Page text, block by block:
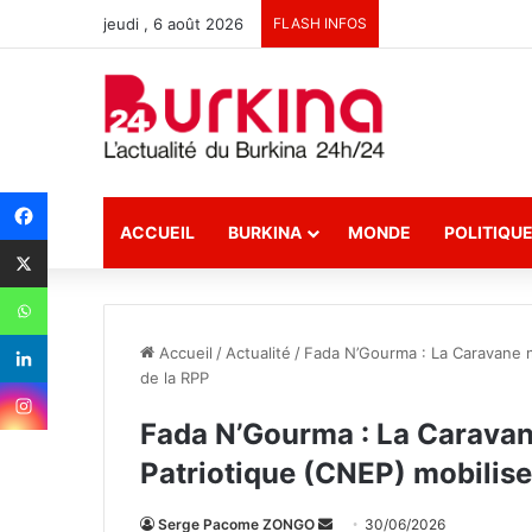
jeudi , 6 août 2026 FLASH INFOS
ACCUEIL BURKINA MONDE POLITIQUE
Accueil / Actualité / Fada N’Gourma : La
de la RPP
Fada N’Gourma : La
Patriotique (CNEP)
Serge Pacome ZONGO 30/06/2026